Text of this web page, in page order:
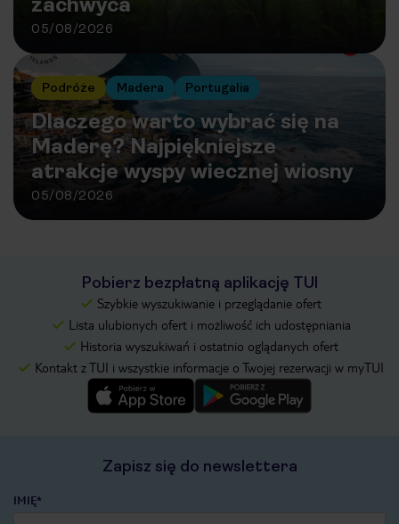
05/08/2026
Podróże Madera Portugalia
Dlaczego warto wybrać się na
Maderę? Najpiękniejsze
atrakcje wyspy wiecznej wiosny
05/08/2026
Pobierz bezpłatną aplikację TUI
Szybkie wyszukiwanie i przeglądanie ofert
Lista ulubionych ofert i możliwość ich udostępniania
Historia wyszukiwań i ostatnio oglądanych ofert
Kontakt z TUI i wszystkie informacje o Twojej rezerwacji w myTUI
Zapisz się do newslettera
IMIĘ*